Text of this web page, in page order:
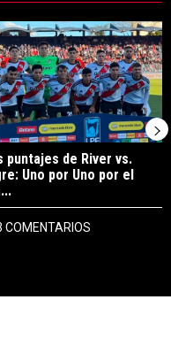
dijo Coudet sobre los
de tendencia con el
puntajes de River vs.
Uno por Uno por el
COMENTARIOS